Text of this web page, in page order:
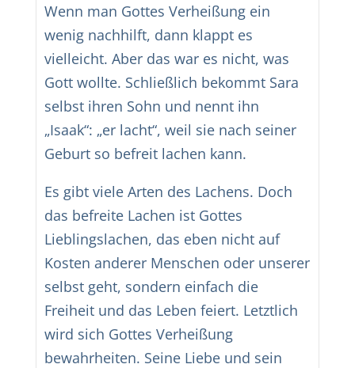
Wenn man Gottes Verheißung ein
wenig nachhilft, dann klappt es
vielleicht. Aber das war es nicht, was
Gott wollte. Schließlich bekommt Sara
selbst ihren Sohn und nennt ihn
„Isaak“: „er lacht“, weil sie nach seiner
Geburt so befreit lachen kann.
Es gibt viele Arten des Lachens. Doch
das befreite Lachen ist Gottes
Lieblingslachen, das eben nicht auf
Kosten anderer Menschen oder unserer
selbst geht, sondern einfach die
Freiheit und das Leben feiert. Letztlich
wird sich Gottes Verheißung
bewahrheiten. Seine Liebe und sein